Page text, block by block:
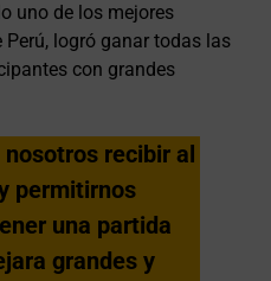
uno de los mejores
logró ganar todas las
con grandes
nosotros recibir al
permitirnos
una partida
grandes y